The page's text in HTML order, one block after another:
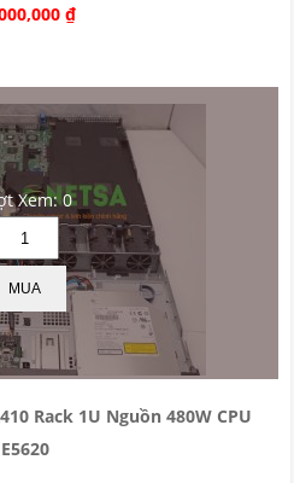
₫
Xem: 0
MUA
Rack 1U Nguồn 480W CPU
E5620